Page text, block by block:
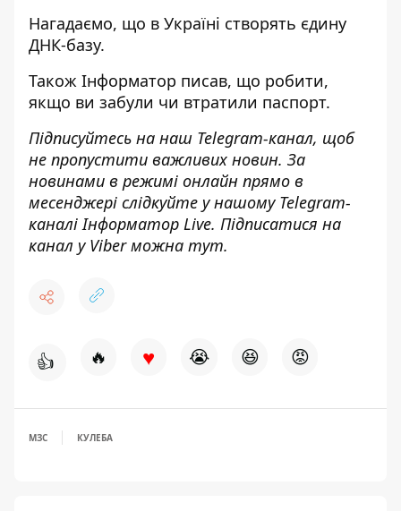
Нагадаємо, що в Україні створять єдину
ДНК-базу.
Також Інформатор писав, що робити,
якщо ви забули чи втратили паспорт.
Підписуйтесь на наш Telegram-канал, щоб
не пропустити важливих новин. За
новинами в режимі онлайн прямо в
месенджері слідкуйте у нашому Telegram-
каналіІнформатор Live. Підписатися на
канал у Viber можна тут.
👍 🔥 ♥ 😭 😆 😡
МЗС КУЛЕБА